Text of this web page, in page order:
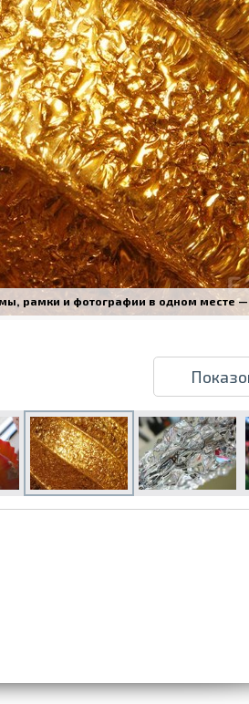
в течение 1 часа в Риге –
и виды бумаги для
по всей Латвии или
рамки и фотографии в одном месте —